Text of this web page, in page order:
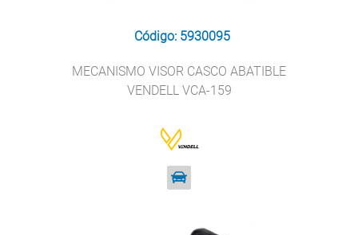
Código: 5930095
MECANISMO VISOR CASCO ABATIBLE
VENDELL VCA-159